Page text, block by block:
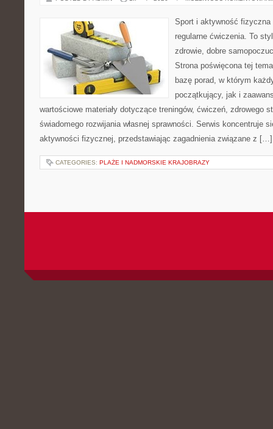
Sport i aktywność
regularne ćwiczenia. To
zdrowie, dobre
Strona poświęcona tej
bazę porad, w którym
początkujący, jak i
wartościowe materiały dotyczące treningów, ćwiczeń, zdrowego
świadomego rozwijania własnej sprawności. Serwis koncentruje
aktywności fizycznej, przedstawiając zagadnienia związane z […]
CATEGORIES: PLAŻE I NADMORSKIE KRAJOBRAZY